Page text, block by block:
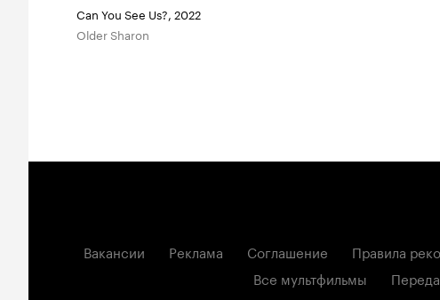
Can You See Us?, 2022
Older Sharon
Вакансии Реклама Соглашение Правила
Все мультфильмы